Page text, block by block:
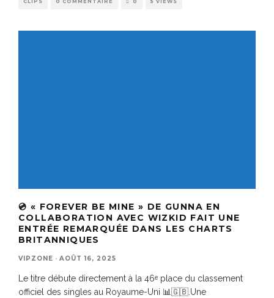
💿 « FOREVER BE MINE » DE GUNNA EN
COLLABORATION AVEC WIZKID FAIT UNE
ENTRÉE REMARQUÉE DANS LES CHARTS
BRITANNIQUES
VIPZONE · AOÛT 16, 2025
Le titre débute directement à la 46ᵉ place du classement
officiel des singles au Royaume-Uni 📊🇬🇧.Une